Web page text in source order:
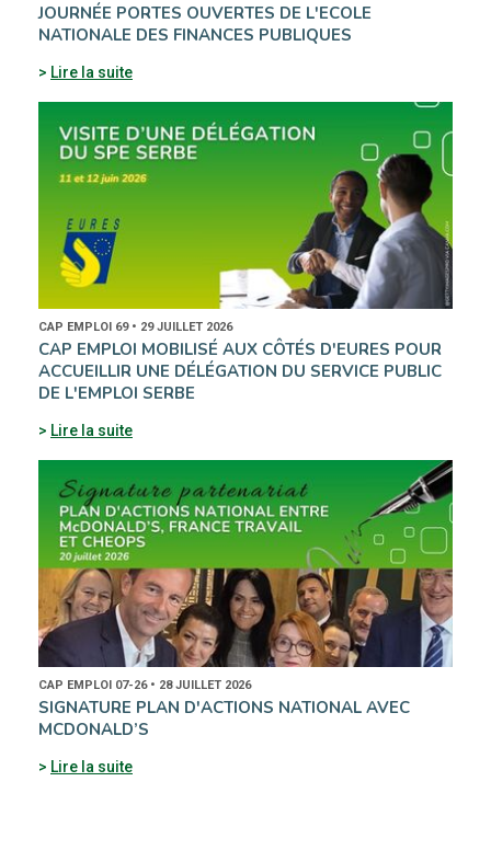
JOURNÉE PORTES OUVERTES DE L'ECOLE
NATIONALE DES FINANCES PUBLIQUES
Lire la suite
CAP EMPLOI 69 • 29 JUILLET 2026
CAP EMPLOI MOBILISÉ AUX CÔTÉS D'EURES POUR
ACCUEILLIR UNE DÉLÉGATION DU SERVICE PUBLIC
DE L'EMPLOI SERBE
Lire la suite
CAP EMPLOI 07-26 • 28 JUILLET 2026
SIGNATURE PLAN D'ACTIONS NATIONAL AVEC
MCDONALD’S
Lire la suite